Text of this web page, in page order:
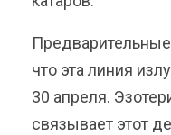
что эта линия
30 апреля.
связывает этот